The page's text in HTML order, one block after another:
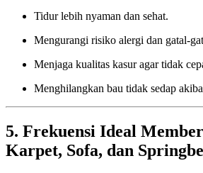
Tidur lebih nyaman dan sehat.
Mengurangi risiko alergi dan gatal-
Menjaga kualitas kasur agar tidak
Menghilangkan bau tidak sedap
5. Frekuensi Ideal
Karpet, Sofa, dan